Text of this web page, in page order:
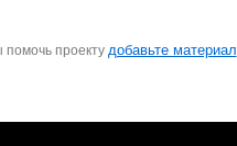
проекту добавьте материал